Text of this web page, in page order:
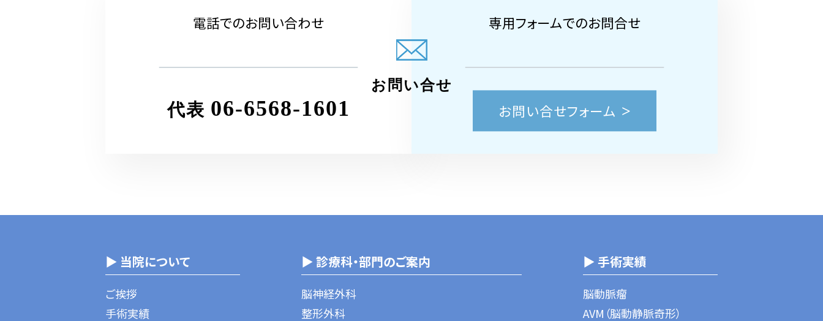
電話でのお問い合わせ
代表 06-6568-1601
専用フォームでのお問合せ
お問い合せフォーム
お問い合せ
▶ 当院について
ご挨拶
手術実績
▶ 診療科・部門のご案内
脳神経外科
整形外科
▶ 手術実績
脳動脈瘤
AVM（脳動静脈奇形）